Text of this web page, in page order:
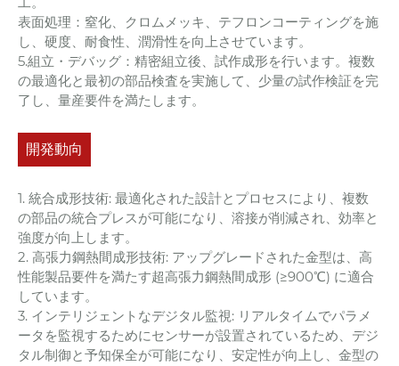
表面処理：窒化、クロムメッキ、テフロンコーティングを施
し、硬度、耐食性、潤滑性を向上させています。
5.組立・デバッグ：精密組立後、試作成形を行います。複数
の最適化と最初の部品検査を実施して、少量の試作検証を完
了し、量産要件を満たします。
開発動向
1. 統合成形技術: 最適化された設計とプロセスにより、複数
の部品の統合プレスが可能になり、溶接が削減され、効率と
強度が向上します。
2. 高張力鋼熱間成形技術: アップグレードされた金型は、高
性能製品要件を満たす超高張力鋼熱間成形 (≥900℃) に適合
しています。
3. インテリジェントなデジタル監視: リアルタイムでパラメ
ータを監視するためにセンサーが設置されているため、デジ
タル制御と予知保全が可能になり、安定性が向上し、金型の